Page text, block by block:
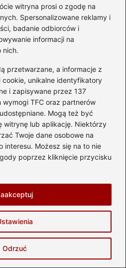
witryna prosi o zgodę na
Spersonalizowane reklamy i
badanie odbiorców i
informacji na
nich.
przetwarzane, a informacje z
unikalne identyfikatory
i zapisywane przez 137
wymogi TFC oraz partnerów
Mogą też być
witrynę lub aplikację. Niektórzy
Twoje dane osobowe na
interesu. Możesz się na to nie
poprzez kliknięcie przycisku
Odrzuć
warto kupić
nasze